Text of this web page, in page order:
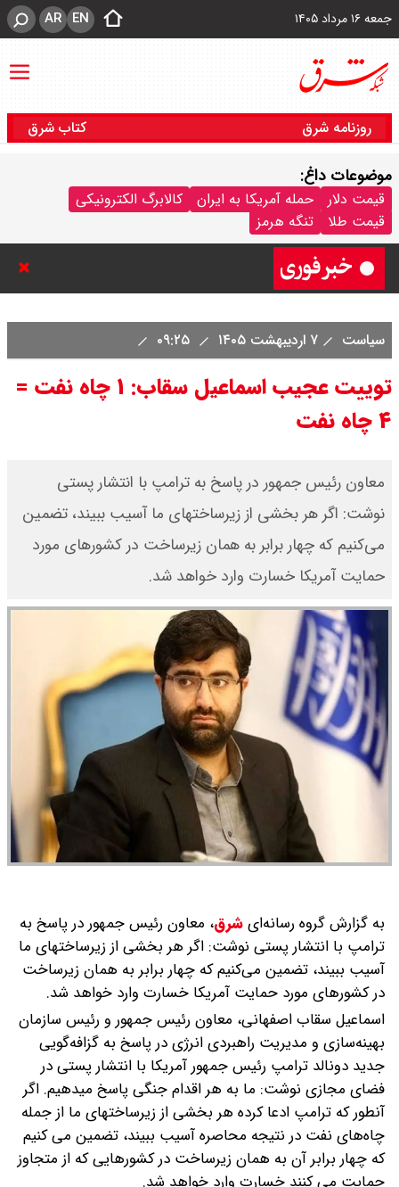
جمعه ۱۶ مرداد ۱۴۰۵ EN
AR
روزنامه شرق کتاب شرق
موضوعات داغ:
قیمت دلار حمله آمریکا به ایران
کالابرگ الکترونیکی
قیمت طلا
تنگه هرمز
ترکیه و عراق، پروژه کاهش وابستگی
به تنگه هرمز را کلید زدند + جزییات
سیاست ۷ اردیبهشت ۱۴۰۵
توییت عجیب اسماعیل سقاب: ۱ چاه نفت =
۴ چاه نفت
معاون رئیس جمهور در پاسخ به ترامپ با انتشار پستی
نوشت: اگر هر بخشی از زیرساختهای ما آسیب ببیند، تضمین
می‌کنیم که چهار برابر به همان زیرساخت در کشورهای مورد
حمایت آمریکا خسارت وارد خواهد شد.
به گزارش گروه رسانه‌ایشرق، معاون رئیس جمهور در پاسخ به
ترامپ با انتشار پستی نوشت: اگر هر بخشی از زیرساختهای ما
آسیب ببیند، تضمین می‌کنیم که چهار برابر به همان زیرساخت
در کشورهای مورد حمایت آمریکا خسارت وارد خواهد شد.
اسماعیل سقاب اصفهانی، معاون رئیس جمهور و رئیس سازمان
بهینه‌سازی و مدیریت راهبردی انرژی در پاسخ به گزافه‌گویی
جدید دونالد ترامپ رئیس جمهور آمریکا با انتشار پستی در
فضای مجازی نوشت: ما به هر اقدام جنگی پاسخ میدهیم. اگر
آنطور که ترامپ ادعا کرده هر بخشی از زیرساختهای ما از جمله
چاه‌های نفت در نتیجه محاصره آسیب ببیند، تضمین می کنیم
که چهار برابر آن به همان زیرساخت در کشورهایی که از متجاوز
حمایت می کنند خسارت وارد خواهد شد.